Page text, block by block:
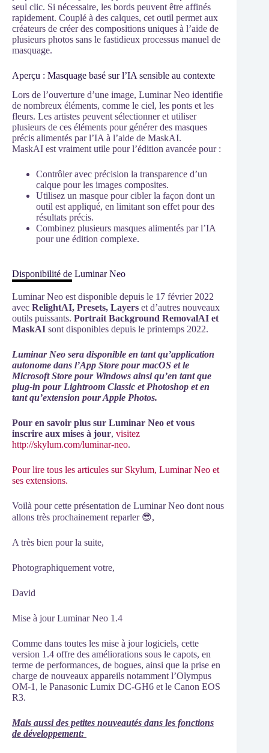
seul clic. Si nécessaire, les bords peuvent être affinés
rapidement. Couplé à des calques, cet outil permet aux
créateurs de créer des compositions uniques à l’aide de
plusieurs photos sans le fastidieux processus manuel de
masquage.
Aperçu : Masquage basé sur l’IA sensible au contexte
Lors de l’ouverture d’une image, Luminar Neo identifie
de nombreux éléments, comme le ciel, les ponts et les
fleurs. Les artistes peuvent sélectionner et utiliser
plusieurs de ces éléments pour générer des masques
précis alimentés par l’IA à l’aide de MaskAI.
MaskAI est vraiment utile pour l’édition avancée pour :
Contrôler avec précision la transparence d’un
calque pour les images composites.
Utilisez un masque pour cibler la façon dont un
outil est appliqué, en limitant son effet pour des
résultats précis.
Combinez plusieurs masques alimentés par l’IA
pour une édition complexe.
Disponibilité de Luminar Neo
Luminar Neo est disponible depuis le 17 février 2022
avec RelightAI, Presets, Layers et d’autres nouveaux
outils puissants. Portrait Background RemovalAI et
MaskAI sont disponibles depuis le printemps 2022.
Luminar Neo sera disponible en tant qu’application
autonome dans l’App Store pour macOS et le
Microsoft Store pour Windows ainsi qu’en tant que
plug-in pour Lightroom Classic et Photoshop et en
tant qu’extension pour Apple Photos.
Pour en savoir plus sur Luminar Neo et vous
inscrire aux mises à jour, visitez
http://skylum.com/luminar-neo.
Pour lire tous les articules sur Skylum, Luminar Neo et
ses extensions.
Voilà pour cette présentation de Luminar Neo dont nous
allons très prochainement reparler 😎,
A très bien pour la suite,
Photographiquement votre,
David
Mise à jour Luminar Neo 1.4
Comme dans toutes les mise à jour logiciels, cette
version 1.4 offre des améliorations sous le capots, en
terme de performances, de bogues, ainsi que la prise en
charge de nouveaux appareils notamment l’Olympus
OM-1, le Panasonic Lumix DC-GH6 et le Canon EOS
R3.
Mais aussi des petites nouveautés dans les fonctions
de développement: